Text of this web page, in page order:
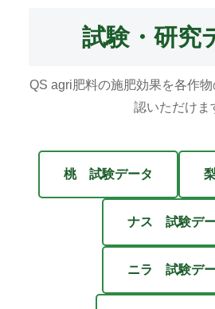
試験・研究
QS agri肥料の施肥効果を各作
認いただけま
桃 試験データ
ナス 試験デ
ニラ 試験デ